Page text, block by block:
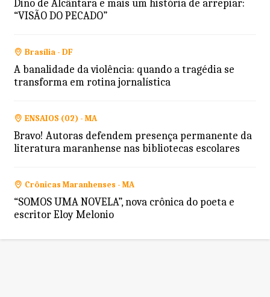
Dino de Alcântara e mais um história de arrepiar:
“VISÃO DO PECADO”
Brasília - DF
A banalidade da violência: quando a tragédia se
transforma em rotina jornalística
ENSAIOS (02) - MA
Bravo! Autoras defendem presença permanente da
literatura maranhense nas bibliotecas escolares
Crônicas Maranhenses - MA
“SOMOS UMA NOVELA”, nova crônica do poeta e
escritor Eloy Melonio